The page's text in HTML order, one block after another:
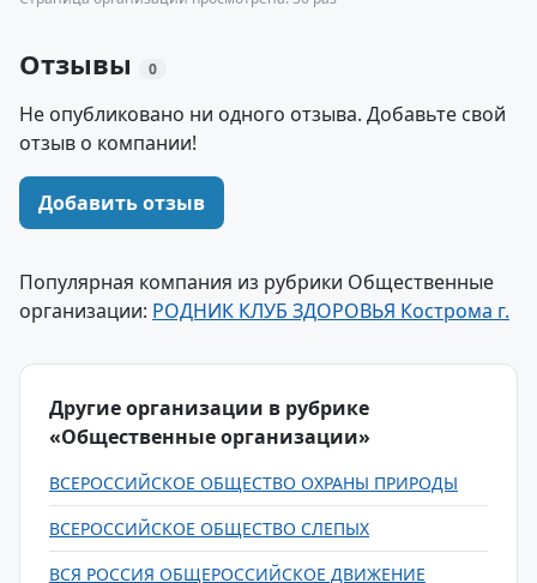
Отзывы 0
Не опубликовано ни одного отзыва. Добавьте свой
отзыв о компании!
Добавить отзыв
Популярная компания из рубрики Общественные
организации: РОДНИК КЛУБ ЗДОРОВЬЯ Кострома г.
Другие организации в рубрике
«Общественные организации»
ВСЕРОССИЙСКОЕ ОБЩЕСТВО ОХРАНЫ ПРИРОДЫ
ВСЕРОССИЙСКОЕ ОБЩЕСТВО СЛЕПЫХ
ВСЯ РОССИЯ ОБЩЕРОССИЙСКОЕ ДВИЖЕНИЕ